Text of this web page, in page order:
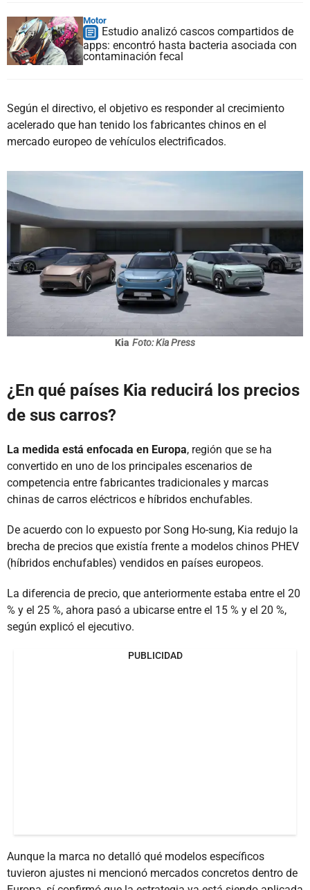
Motor
Estudio analizó cascos compartidos de
apps: encontró hasta bacteria asociada con
contaminación fecal
Según el directivo, el objetivo es responder al crecimiento
acelerado que han tenido los fabricantes chinos en el
mercado europeo de vehículos electrificados.
Kia Foto: Kia Press
¿En qué países Kia reducirá los precios
de sus carros?
La medida está enfocada en Europa, región que se ha
convertido en uno de los principales escenarios de
competencia entre fabricantes tradicionales y marcas
chinas de carros eléctricos e híbridos enchufables.
De acuerdo con lo expuesto por Song Ho-sung, Kia redujo la
brecha de precios que existía frente a modelos chinos PHEV
(híbridos enchufables) vendidos en países europeos.
La diferencia de precio, que anteriormente estaba entre el 20
% y el 25 %, ahora pasó a ubicarse entre el 15 % y el 20 %,
según explicó el ejecutivo.
PUBLICIDAD
Aunque la marca no detalló qué modelos específicos
tuvieron ajustes ni mencionó mercados concretos dentro de